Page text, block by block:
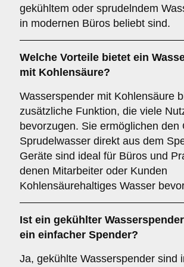
gekühltem oder sprudelndem
in modernen Büros beliebt sind.
Welche Vorteile bietet ein
mit Kohlensäure?
Wasserspender mit Kohlensäure
zusätzliche Funktion, die viele
bevorzugen. Sie ermöglichen den
Sprudelwasser direkt aus dem
Geräte sind ideal für Büros und
denen Mitarbeiter oder Kunden
Kohlensäurehaltiges Wasser
Ist ein gekühlter
ein einfacher Spender?
Ja, gekühlte Wasserspender sind